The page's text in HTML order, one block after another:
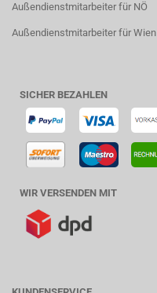
Außendienstmitarbeiter für NÖ
Außendienstmitarbeiter für Wien
SICHER BEZAHLEN
WIR VERSENDEN MIT